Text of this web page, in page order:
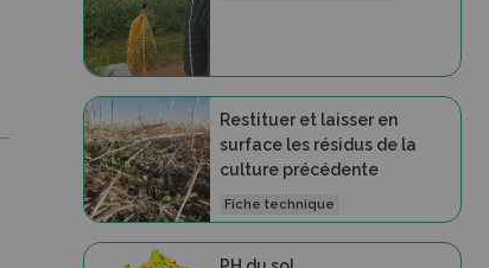
Restituer et laisser en
surface les résidus de la
culture précédente
Fiche technique